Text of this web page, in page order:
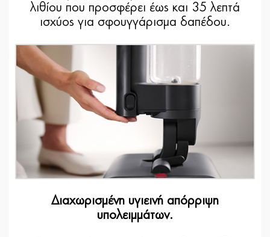
λιθίου που προσφέρει έως και 35 λεπτά
ισχύος για σφουγγάρισμα δαπέδου.
Διαχωρισμένη υγιεινή απόρριψη
υπολειμμάτων.